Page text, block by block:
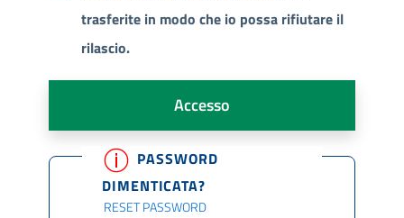
trasferite in modo che io possa rifiutare il
rilascio.
Accesso
PASSWORD
DIMENTICATA?
RESET PASSWORD